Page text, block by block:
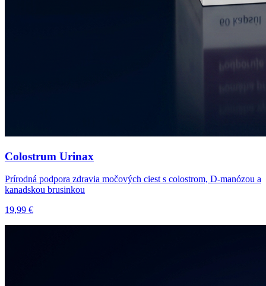
Colostrum Urinax
Prírodná podpora zdravia močových ciest s colostrom, D-manózou a
kanadskou brusinkou
19,99 €